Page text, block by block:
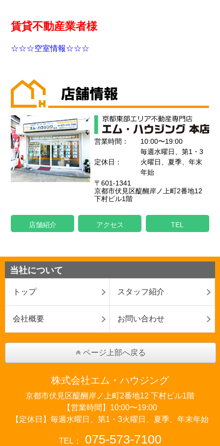
賃貸不動産業者様
☆☆☆空室情報☆☆☆
営業時間： 10:00〜19:00
定休日：
毎週水曜日、第1・3
火曜日、夏季、年末
年始
〒601-1341
京都市伏見区醍醐岸ノ上町2番地12
下村ビル1階
店舗紹介 アクセス TEL
当社について
トップ スタッフ紹介
会社概要 お問い合わせ
ページ上部へ戻る
株式会社エム・ハウジング
京都市伏見区醍醐岸ノ上町2番地12 下村ビル1階
【営業時間】10:00〜19:00
【定休日】毎週水曜日、第1・3火曜日、夏季、年末年始
TEL： 075-573-7100